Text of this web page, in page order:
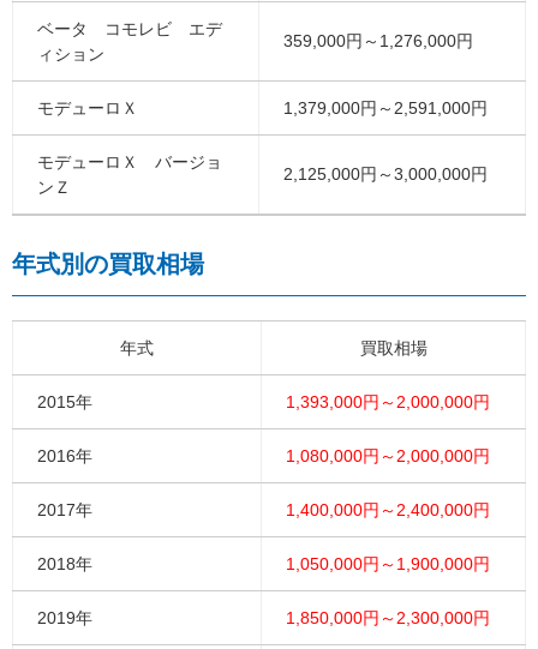
ベータ コモレビ エデ
ィション
359,000円～1,276,000円
モデューロＸ 1,379,000円～2,591,000円
モデューロＸ バージョ
ンＺ
2,125,000円～3,000,000円
年式別の買取相場
年式 買取相場
2015年 1,393,000円～2,000,000円
2016年 1,080,000円～2,000,000円
2017年 1,400,000円～2,400,000円
2018年 1,050,000円～1,900,000円
2019年 1,850,000円～2,300,000円